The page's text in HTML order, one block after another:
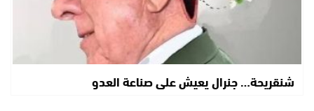
شنقريحة… جنرال يعيش على صناعة العدو